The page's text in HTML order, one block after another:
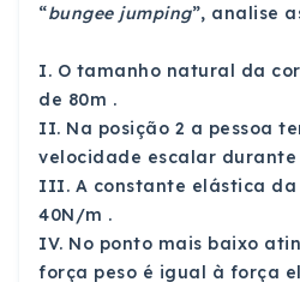
“bungee jumping”, analise
I. O tamanho natural da
de 80m .
II. Na posição 2 a pessoa
velocidade escalar durante
III. A constante elástica da
40N/m .
IV. No ponto mais baixo
força peso é igual à força